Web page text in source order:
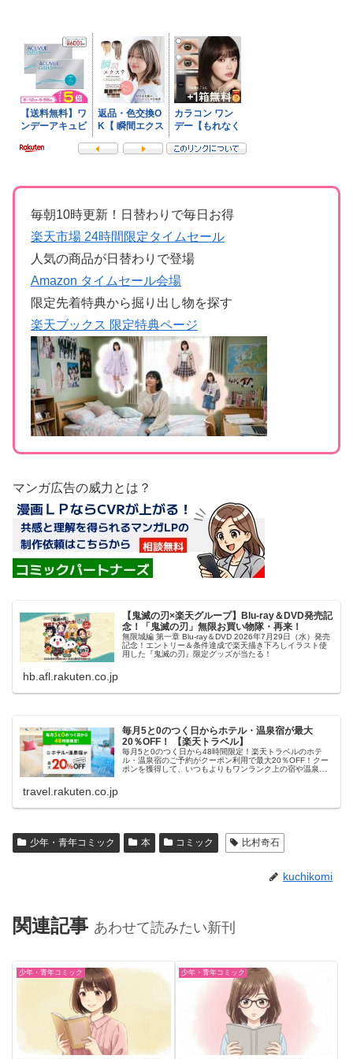
毎朝10時更新！日替わりで毎日お得
楽天市場 24時間限定タイムセール
人気の商品が日替わりで登場
Amazon タイムセール会場
限定先着特典から掘り出し物を探す
楽天ブックス 限定特典ページ
マンガ広告の威力とは？
【鬼滅の刃×楽天グループ】Blu-ray＆DVD発売記
念！「鬼滅の刃」無限お買い物隊・再来！
無限城編 第一章 Blu-ray＆DVD 2026年7月29日（水）発売
記念！エントリー＆条件達成で楽天描き下ろしイラスト使
用した『鬼滅の刃』限定グッズが当たる！
hb.afl.rakuten.co.jp
毎月5と0のつく日からホテル・温泉宿が最大
20％OFF！ 【楽天トラベル】
毎月5と0のつく日から48時間限定！楽天トラベルのホテ
ル・温泉宿のご予約がクーポン利用で最大20％OFF！クー
ポンを獲得して、いつもよりもワンランク上の宿や温泉宿
travel.rakuten.co.jp
少年・青年コミック 本 コミック 比村奇石
kuchikomi
関連記事 あわせて読みたい新刊
少年・青年コミック 少年・青年コミック